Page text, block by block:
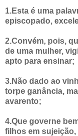
1.Esta é uma
episcopado,
2.Convém, pois,
de uma mulher,
apto para ensinar;
3.Não dado ao
torpe ganância,
avarento;
4.Que governe
filhos em